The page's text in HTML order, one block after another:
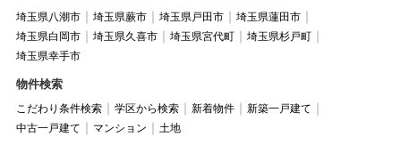
埼玉県八潮市 埼玉県蕨市 埼玉県戸田市
埼玉県蓮田市
埼玉県白岡市
埼玉県久喜市 埼玉県宮代町
埼玉県杉戸町
埼玉県幸手市
物件検索
こだわり条件検索 学区から検索 新着物件
新築一戸建て
中古一戸建て
マンション 土地